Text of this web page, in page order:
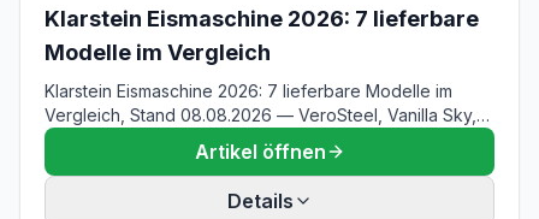
Klarstein Eismaschine 2026: 7 lieferbare
Modelle im Vergleich
Klarstein Eismaschine 2026: 7 lieferbare Modelle im
Vergleich, Stand 08.08.2026 — VeroSteel, Vanilla Sky,
Vanilla Sky Family, Velaire, Dolce Bacio Smart und beide
Sweet Sundae. Mit Namens-Register und allen
Widersprüchen im Datenblatt.
Artikel öffnen
Details